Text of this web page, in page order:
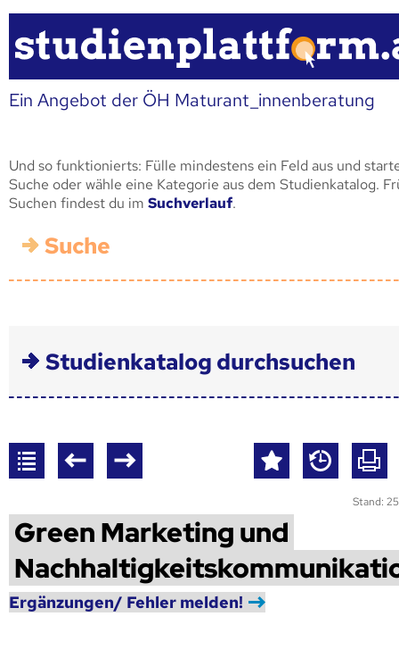
Ein Angebot der ÖH Maturant_innenberatung
Und so funktionierts: Fülle mindestens ein Feld aus und
Suche oder wähle eine Kategorie aus dem Studienkatalog.
Suchen findest du im Suchverlauf.
Suche
Studienkatalog durchsuchen
Stand:
Green Marketing und
Ergänzungen/ Fehler melden!